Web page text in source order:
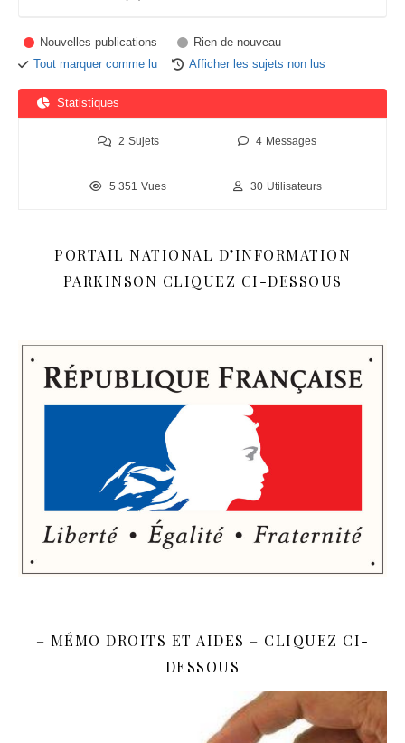
Nouvelles publications
Rien de nouveau
Tout marquer comme lu
Afficher les sujets non lus
Statistiques
2 Sujets 4 Messages
5 351 Vues 30 Utilisateurs
PORTAIL NATIONAL D’INFORMATION
PARKINSON CLIQUEZ CI-DESSOUS
– MÉMO DROITS ET AIDES – CLIQUEZ CI-
DESSOUS